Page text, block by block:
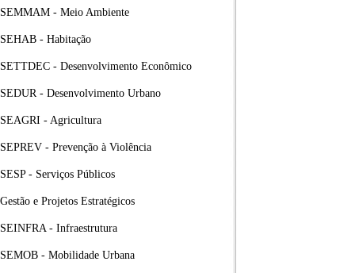
SEMMAM - Meio Ambiente
SEHAB - Habitação
SETTDEC - Desenvolvimento Econômico
SEDUR - Desenvolvimento Urbano
SEAGRI - Agricultura
SEPREV - Prevenção à Violência
SESP - Serviços Públicos
Gestão e Projetos Estratégicos
SEINFRA - Infraestrutura
SEMOB - Mobilidade Urbana